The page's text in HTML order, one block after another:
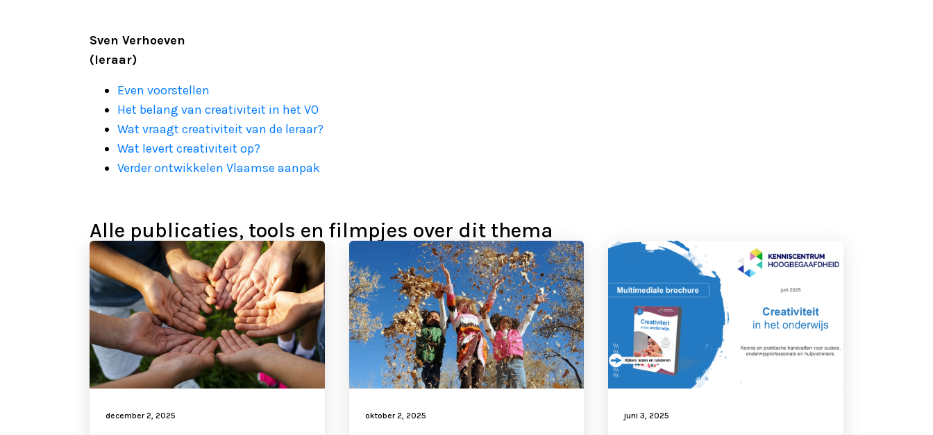
Sven Verhoeven
(leraar)
Even voorstellen
Het belang van creativiteit in het VO
Wat vraagt creativiteit van de leraar?
Wat levert creativiteit op?
Verder ontwikkelen Vlaamse aanpak
Alle publicaties, tools en filmpjes over dit thema
december 2, 2025 oktober 2, 2025 juni 3, 2025